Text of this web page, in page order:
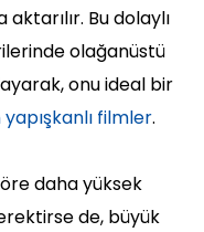
Bu dolaylı
olağanüstü
onu ideal bir
filmler.
daha yüksek
de, büyük